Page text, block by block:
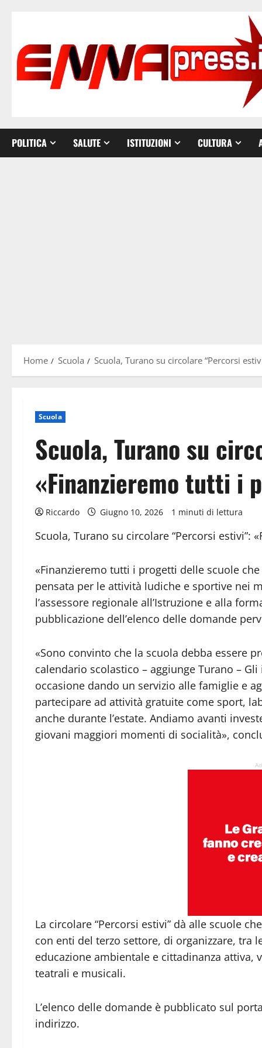
POLITICA SALUTE ISTITUZIONI CULTURA
Home Scuola Scuola, Turano su circolare “Percorsi
Scuola
Scuola, Turano su
«Finanzieremo tutti i
Riccardo Giugno 10, 2026 1 minuti di lettura
Scuola, Turano su circolare “Percorsi
«Finanzieremo tutti i progetti delle scuole
pensata per le attività ludiche e sportive nei
l’assessore regionale all’Istruzione e alla
pubblicazione dell’elenco delle domande
«Sono convinto che la scuola debba essere
calendario scolastico – aggiunge Turano –
occasione dando un servizio alle famiglie e
partecipare ad attività gratuite come sport,
anche durante l’estate. Andiamo avanti
giovani maggiori momenti di socialità»,
La circolare “Percorsi estivi” dà alle scuole
con enti del terzo settore, di organizzare,
educazione ambientale e cittadinanza
teatrali e musicali.
L’elenco delle domande è pubblicato sul
indirizzo.